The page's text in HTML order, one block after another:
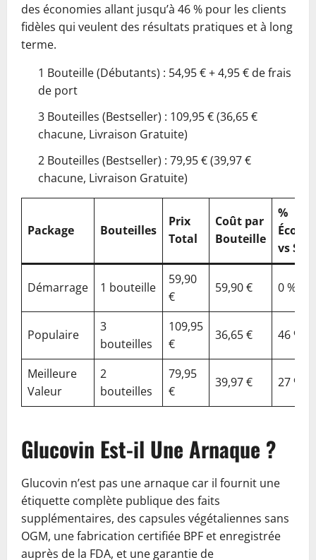
des économies allant jusqu’à 46 % pour les clients
fidèles qui veulent des résultats pratiques et à long
terme.
1 Bouteille (Débutants) : 54,95 € + 4,95 € de frais
de port
3 Bouteilles (Bestseller) : 109,95 € (36,65 €
chacune, Livraison Gratuite)
2 Bouteilles (Bestseller) : 79,95 € (39,97 €
chacune, Livraison Gratuite)
Package Bouteilles
Prix
Total
Coût par
Bouteille
%
vs
Démarrage 1 bouteille
59,90
€
59,90 € 0 %
Populaire
3
bouteilles
109,95
€
36,65 € 46 %
Meilleure
Valeur
2
bouteilles
79,95
€
39,97 € 27 %
Glucovin Est-il Une Arnaque ?
Glucovin n’est pas une arnaque car il fournit une
étiquette complète publique des faits
supplémentaires, des capsules végétaliennes sans
OGM, une fabrication certifiée BPF et enregistrée
auprès de la FDA, et une garantie de